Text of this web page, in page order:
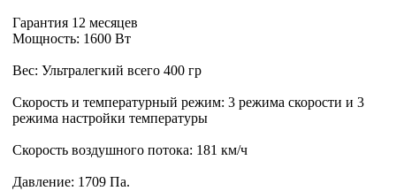
Гарантия 12 месяцев
Мощность: 1600 Вт
Вес: Ультралегкий всего 400 гр
Скорость и температурный режим: 3 режима скорости и 3
режима настройки температуры
Скорость воздушного потока: 181 км/ч
Давление: 1709 Па.